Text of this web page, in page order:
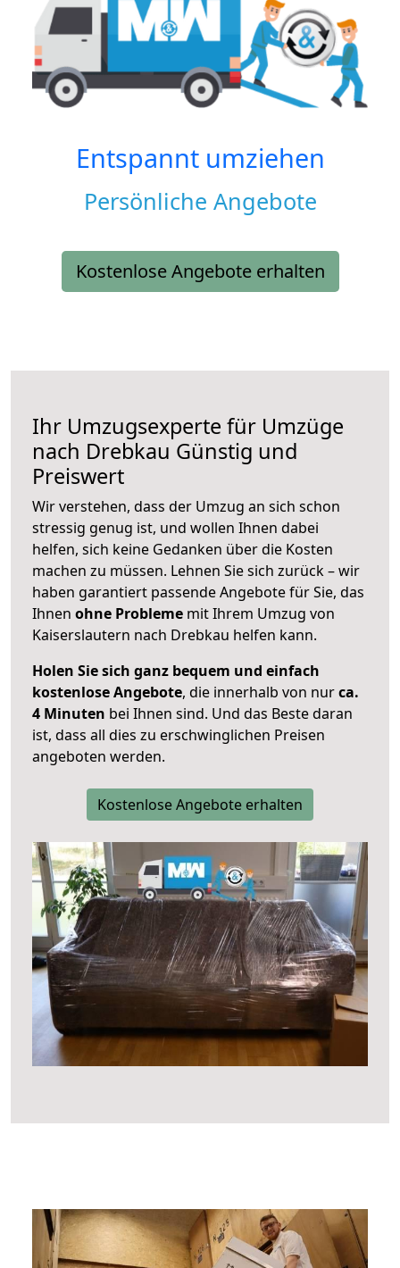
Entspannt umziehen
Persönliche Angebote
Kostenlose Angebote erhalten
Ihr Umzugsexperte für Umzüge
nach Drebkau Günstig und
Preiswert
Wir verstehen, dass der Umzug an sich schon
stressig genug ist, und wollen Ihnen dabei
helfen, sich keine Gedanken über die Kosten
machen zu müssen. Lehnen Sie sich zurück – wir
haben garantiert passende Angebote für Sie, das
Ihnen ohne Probleme mit Ihrem Umzug von
Kaiserslautern nach Drebkau helfen kann.
Holen Sie sich ganz bequem und einfach
kostenlose Angebote, die innerhalb von nurca.
4 Minuten bei Ihnen sind. Und das Beste daran
ist, dass all dies zu erschwinglichen Preisen
angeboten werden.
Kostenlose Angebote erhalten